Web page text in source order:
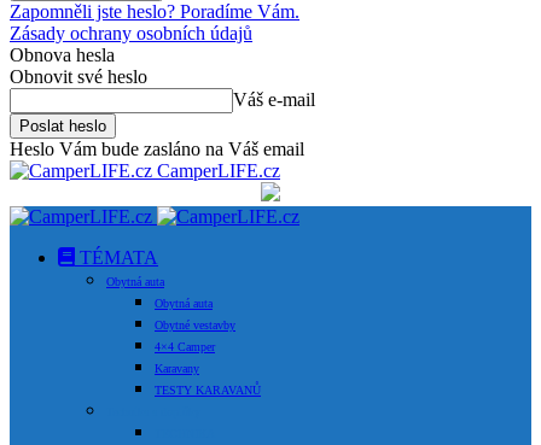
Zapomněli jste heslo? Poradíme Vám.
Zásady ochrany osobních údajů
Obnova hesla
Obnovit své heslo
Váš e-mail
Heslo Vám bude zasláno na Váš email
CamperLIFE.cz
TÉMATA
Obytná auta
Obytná auta
Obytné vestavby
4×4 Camper
Karavany
TESTY KARAVANŮ